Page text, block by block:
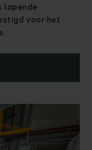
lopende
voor het